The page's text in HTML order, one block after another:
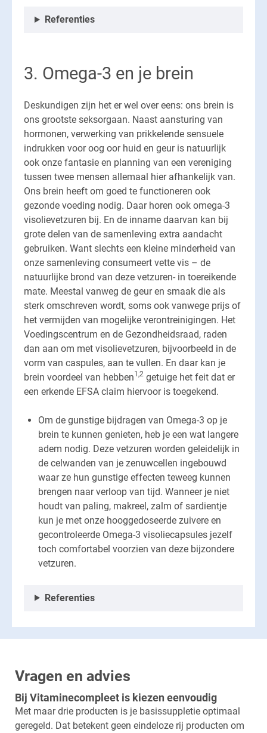
Referenties
3. Omega-3 en je brein
Deskundigen zijn het er wel over eens: ons brein is
ons grootste seksorgaan. Naast aansturing van
hormonen, verwerking van prikkelende sensuele
indrukken voor oog oor huid en geur is natuurlijk
ook onze fantasie en planning van een vereniging
tussen twee mensen allemaal hier afhankelijk van.
Ons brein heeft om goed te functioneren ook
gezonde voeding nodig. Daar horen ook omega-3
visolievetzuren bij. En de inname daarvan kan bij
grote delen van de samenleving extra aandacht
gebruiken. Want slechts een kleine minderheid van
onze samenleving consumeert vette vis – de
natuurlijke brond van deze vetzuren- in toereikende
mate. Meestal vanweg de geur en smaak die als
sterk omschreven wordt, soms ook vanwege prijs of
het vermijden van mogelijke verontreinigingen. Het
Voedingscentrum en de Gezondheidsraad, raden
dan aan om met visolievetzuren, bijvoorbeeld in de
vorm van caspules, aan te vullen. En daar kan je
brein voordeel van hebben1,2 getuige het feit dat er
een erkende EFSA claim hiervoor is toegekend.
Om de gunstige bijdragen van Omega-3 op je
brein te kunnen genieten, heb je een wat langere
adem nodig. Deze vetzuren worden geleidelijk in
de celwanden van je zenuwcellen ingebouwd
waar ze hun gunstige effecten teweeg kunnen
brengen naar verloop van tijd. Wanneer je niet
houdt van paling, makreel, zalm of sardientje
kun je met onze hooggedoseerde zuivere en
gecontroleerde Omega-3 visoliecapsules jezelf
toch comfortabel voorzien van deze bijzondere
vetzuren.
Referenties
Vragen en advies
Bij Vitaminecompleet is kiezen eenvoudig
Met maar drie producten is je basissuppletie optimaal
geregeld. Dat betekent geen eindeloze rij producten om